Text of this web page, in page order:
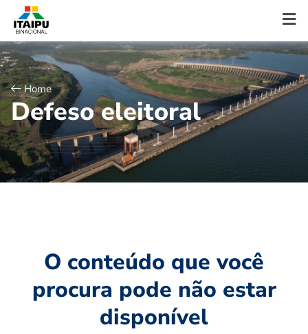
Home
Defeso eleitoral
O conteúdo que você
procura pode não estar
disponível